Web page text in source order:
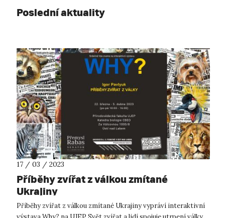
Poslední aktuality
17 / 03 / 2023
Příběhy zvířat z válkou zmítané
Ukrajiny
Příběhy zvířat z válkou zmítané Ukrajiny vypráví interaktivní